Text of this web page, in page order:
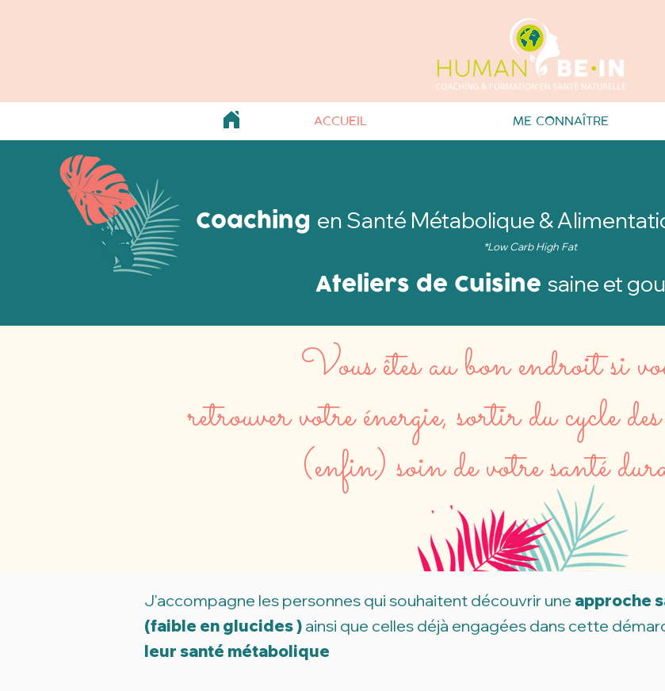
ACCUEIL ME CONNAÎTRE
Coaching en Santé Métabolique &
*Low Carb High Fat
Ateliers de Cuisine saine et
Vous êtes au bon endroit si
retrouver votre énergie, sortir du cycle
(enfin) soin de votre santé
J'accompagne les personnes qui souhaitent découvrir une approche
(faible en glucides ) ainsi que celles déjà engagées dans cette
leur santé métabolique